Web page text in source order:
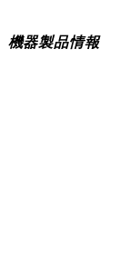
機器製品情報